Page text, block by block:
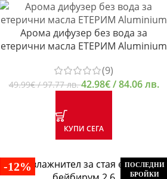
Арома дифузер без вода за
етерични масла ЕТЕРИМ Aluminium
(9)
49.99€/ 97.77 лв.42.98€/ 84.06 лв.
КУПИ СЕГА
-12%
ПОСЛЕДНИ
БРОЙКИ